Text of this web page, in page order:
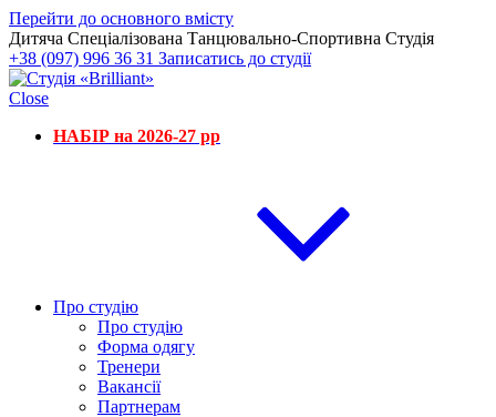
Перейти до основного вмісту
Дитяча Спеціалізована Танцювально-Спортивна Студія
+38 (097) 996 36 31 Записатись до студії
Close
НАБІР на 2026-27 рр
Про студію
Про студію
Форма одягу
Тренери
Вакансії
Партнерам